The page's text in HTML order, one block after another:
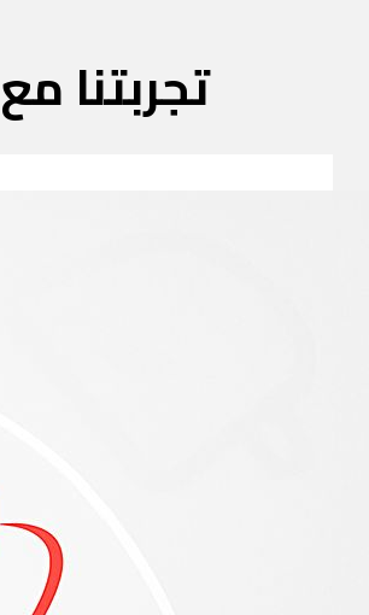
تجربتنا